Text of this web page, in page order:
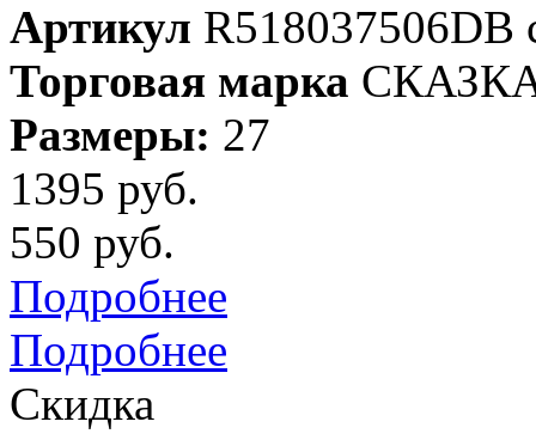
Артикул R518037506DB
Торговая марка
Размеры: 27
1395 руб.
550 руб.
Подробнее
Подробнее
Скидка